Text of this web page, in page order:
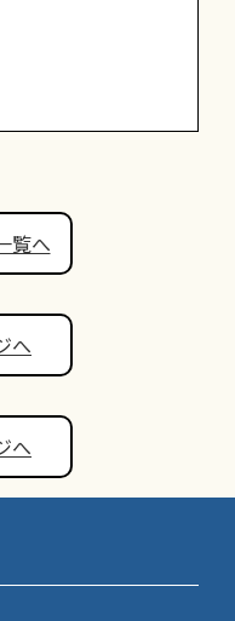
覧へ
へ
へ